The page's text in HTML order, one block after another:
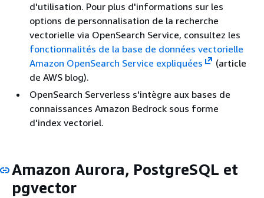
d'utilisation. Pour plus d'informations sur les
options de personnalisation de la recherche
vectorielle via OpenSearch Service, consultez les
fonctionnalités de la base de données vectorielle
Amazon OpenSearch Service expliquées
(article
de AWS blog).
OpenSearch Serverless s'intègre aux bases de
connaissances Amazon Bedrock sous forme
d'index vectoriel.
Amazon Aurora, PostgreSQL et
pgvector